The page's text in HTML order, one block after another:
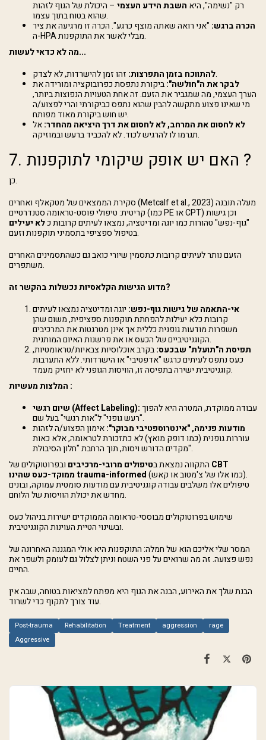
רק "נשימה", היא השבת הידע העצמי – היכולת של הגוף לזהות
שהוא בטוח בתוך עצמו.
הכרה ברגש: "אני רואה שאתה מוצף כרגע". הכרה זו מרגיעה את ציר
ה-HPA מבלי לאשר את התוקפנות.
מה לא כדאי לעשות...
להתווכח בזמן התפרצות:זהו זמן להישרדות, לא לצדק.
לבקר את ה"חולשה":ביקורת נתפסת כפרובוקציה ומורידה את
הערך העצמי, מה שמגביר את הזעם. זה אחת הטעויות הנפוצות ביותר,
מי שאינו פצוע מתקשה להבין שהוא נתפס כביקורתי והרי לפצוע/ה
יש חוש ביקורת מאוד מפותח.
לא לחסום את המרחב, לא לחסום את דרך היציאה מהחדר:אל
תגרמו לו להרגיש לכוד. לא להכביד ברעש ובמוזיקה.
7. האם יש אופק שיקומי לתוקפנות ?
כן.
סקירת הממצאים של מטקאלף ואחרים (Metcalf et al., 2023) מעלה תובנה
קריטית: טיפולי פוסט-טראומה סטנדרטיים (כמו PE או CPT) וכן גישות
"גוף-נפש" טהורות כמו יוגה ומדיטציה, נמצאו לעיתים קרובות כלא יעילים
בטיפול ספציפי בתסמיני תוקפנות וזעם.
הזעם נותר לעיתים קרובות כתסמין שיורי כואב גם כשהתסמינים האחרים
משתפרים.
מדוע הגישות הקלאסיות נכשלות בהקשר זה?
אי-התאמה של גישות גוף-נפש: יוגה ומדיטציה נמצאו לעיתים
קרובות כלא יעילות להפחתת תוקפנות ספציפית, משום שהן
משפרות מודעות גופנית כללית אך אינן מטרגטות את המרכיבים
הקוגניטיביים של הכעס או את פרשנות האיום המותנית.
תפיסת ה"תועלת" שבכעס:בקרב אוכלוסיות צבאיות/טראומטיות,
כעס נתפס לעיתים כרגש "אדפטיבי" או הישרדותי. ללא התערבות
קוגניטיבית ישירה בתפיסה זו, הוויסות הגופני לא יחזיק מעמד.
המלצות מעשיות :
שיום רגשי (Affect Labeling):
"רעש גופני" ל"אות רגשי" בעל שם.
מודעות פנימה, "אינטרוספטיבי מבוקר":אימון הפצוע/ה לזהות
עוררות גופנית (כמו דופק מואץ) לא כתזכורת לטראומה, אלא כאות
מקדים הדורש ויסות, תוך הרחבת "חלון הסיבולת".
התקווה נמצאת בטיפולים מרובי-מרכיבים
CBT
ממוקד-כעס שהינו trauma-informed(כמו אלו של צ'מטוב או קאש).
טיפולים אלו משלבים עבודה קוגניטיבית עם מודעות סומטית עמוקה, ובונים
מחדש את יכולת הוויסות של הלוחם.
שימוש בפרוטוקולים מבוססי-טראומה הממוקדים ישירות בניהול כעס
ובשינוי הטיית העוינות הקוגניטיבית.
המסר שלי אליכם הוא של חמלה: התוקפנות היא אולי המגננה האחרונה של
נפש פצועה. זה מה שרואים על פני השטח וניתן לצלול גם לעומק ולשפר את
החיים.
הבנת שלך את האירוע, הבנה את הגוף היא מפתח למציאות בטוחה, שבה אין
עוד צורך לתקוף כדי לשרוד.
Post-trauma Rehabilitation Treatment aggression
rage
Aggressive